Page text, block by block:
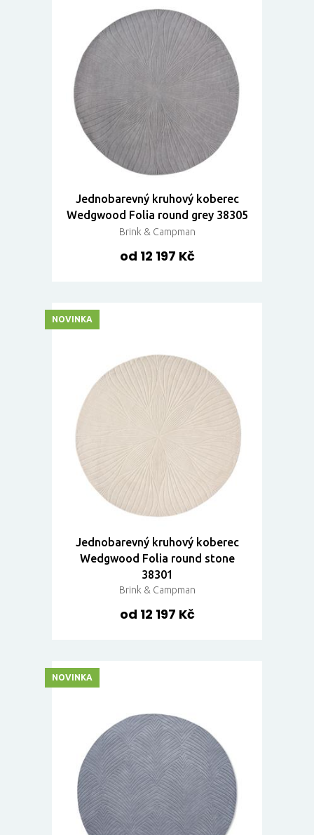
Jednobarevný kruhový koberec
Wedgwood Folia round grey 38305
Brink & Campman
od 12 197 Kč
Jednobarevný kruhový koberec
Wedgwood Folia round stone
38301
Brink & Campman
od 12 197 Kč
NOVINKA
NOVINKA